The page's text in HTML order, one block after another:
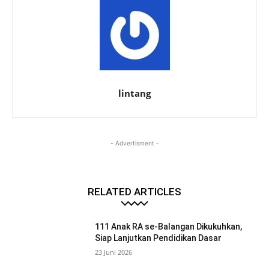
lintang
- Advertisment -
RELATED ARTICLES
111 Anak RA se-Balangan Dikukuhkan,
Siap Lanjutkan Pendidikan Dasar
23 Juni 2026